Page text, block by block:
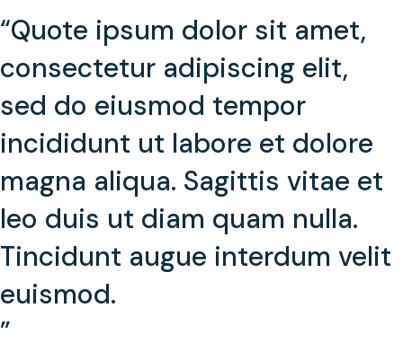
“Quote ipsum dolor sit amet,
consectetur adipiscing elit,
sed do eiusmod tempor
incididunt ut labore et dolore
magna aliqua. Sagittis vitae et
leo duis ut diam quam nulla.
Tincidunt augue interdum velit
euismod.
”